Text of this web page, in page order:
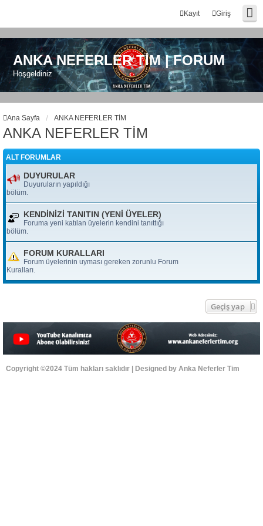
Giriş
Kayıt
ANKA NEFERLER TİM | FORUM
Hoşgeldiniz
Ana Sayfa ANKA NEFERLER TİM
ANKA NEFERLER TİM
ALT FORUMLAR
DUYURULAR
Duyuruların yapıldığı
bölüm.
KENDİNİZİ TANITIN (YENİ ÜYELER)
Foruma yeni katılan üyelerin kendini tanıttığı
bölüm.
FORUM KURALLARI
Forum üyelerinin uyması gereken zorunlu Forum
Kuralları.
Geçiş yap
Copyright ©2024 Tüm hakları saklıdır | Designed by Anka Neferler Tim